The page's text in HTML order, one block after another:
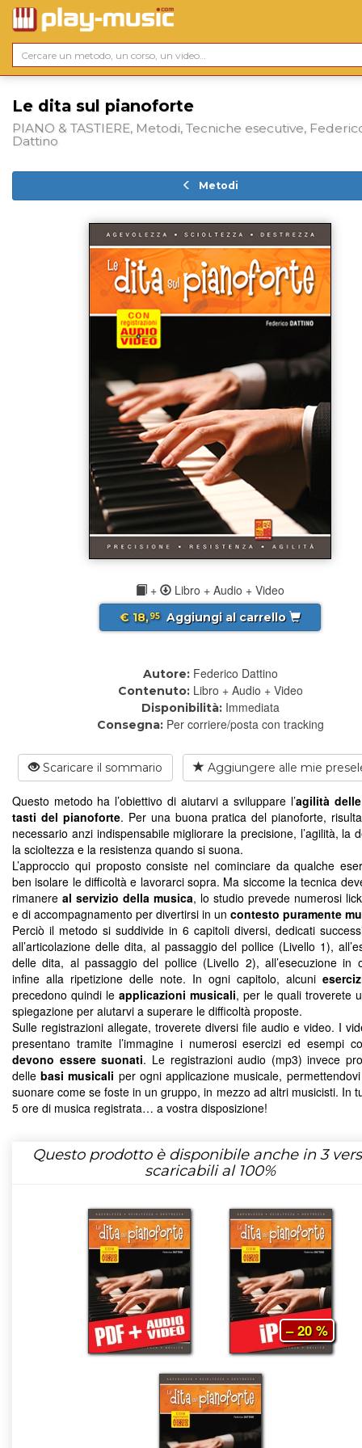
Le dita sul pianoforte
PIANO & TASTIERE, Metodi, Tecniche esecutive,
Dattino
Metodi
+ Libro + Audio + Video
€ 18,95 Aggiungi al carrello
Autore: Federico Dattino
Contenuto: Libro + Audio + Video
Disponibilità: Immediata
Consegna: Per corriere/posta con tracking
Scaricare il sommario Aggiungere alle mie
Questo metodo ha l’obiettivo di aiutarvi a sviluppare l’agilità
tasti del pianoforte. Per una buona pratica del pianoforte,
necessario anzi indispensabile migliorare la precisione, l’agilità, la
la scioltezza e la resistenza quando si suona.
L’approccio qui proposto consiste nel cominciare da qualche
ben isolare le difficoltà e lavorarci sopra. Ma siccome la tecnica
rimanere al servizio della musica, lo studio prevede numerosi
e di accompagnamento per divertirsi in un contesto puramente
Perciò il metodo si suddivide in 6 capitoli diversi, dedicati
all’articolazione delle dita, al passaggio del pollice (Livello 1),
delle dita, al passaggio del pollice (Livello 2), all’esecuzione in
infine alla ripetizione delle note. In ogni capitolo, alcuni
precedono quindi le applicazioni musicali, per le quali troverete
spiegazione per aiutarvi a superare le difficoltà proposte.
Sulle registrazioni allegate, troverete diversi file audio e video. I
presentano tramite l’immagine i numerosi esercizi ed esempi
devono essere suonati. Le registrazioni audio (mp3) invece
dellebasi musicali per ogni applicazione musicale,
suonare come se foste in un gruppo, in mezzo ad altri musicisti. In
5 ore di musica registrata… a vostra disposizione!
Questo prodotto è disponibile anche in 3
scaricabili al 100%
– 20 %